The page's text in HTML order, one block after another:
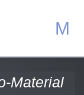
M
Material